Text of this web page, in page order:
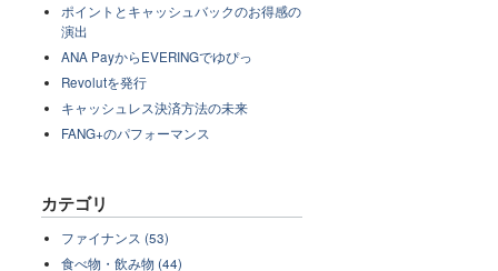
ポイントとキャッシュバックのお得感の
演出
ANA PayからEVERINGでゆぴっ
Revolutを発行
キャッシュレス決済方法の未来
FANG+のパフォーマンス
カテゴリ
ファイナンス (53)
食べ物・飲み物 (44)